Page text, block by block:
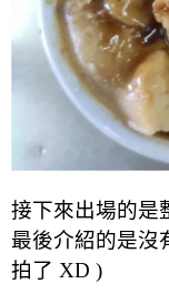
接下來出場的是
最後介紹的是沒
拍了 XD )